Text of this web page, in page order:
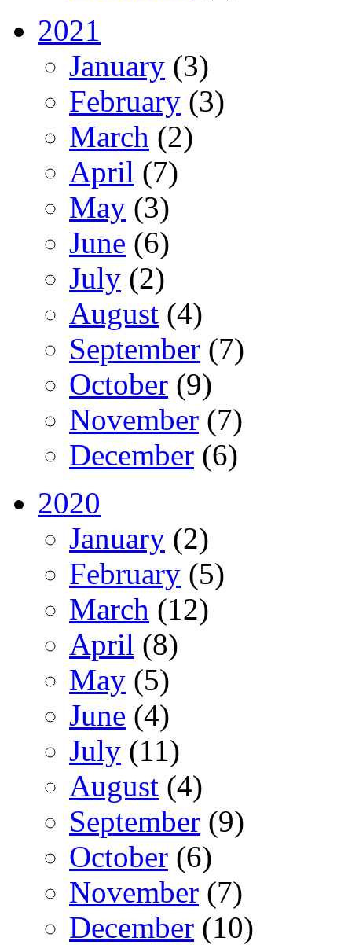
2021
January (3)
February (3)
March (2)
April (7)
May (3)
June (6)
July (2)
August (4)
September (7)
October (9)
November (7)
December (6)
2020
January (2)
February (5)
March (12)
April (8)
May (5)
June (4)
July (11)
August (4)
September (9)
October (6)
November (7)
December (10)